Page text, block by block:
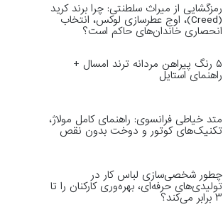
رمزگشایی از میراث سلطنتی: چرا برند کرید
(Creed)، اوج عطرسازی لوکس، انتخاب
انحصاری خاندان‌های حاکم است؟
۵ رنگ پیراهن مردانه ترند امسال +
راهنمای استایل
متد خیاطی فرانسوی: راهنمای کامل مولاژ،
تکنیک‌های کوتور و دوخت بدون نقص
چطور شخصی‌سازی لباس کار در
تولیدی‌های حرفه‌ای، بهره‌وری کارکنان را تا
۳ برابر می‌کند؟